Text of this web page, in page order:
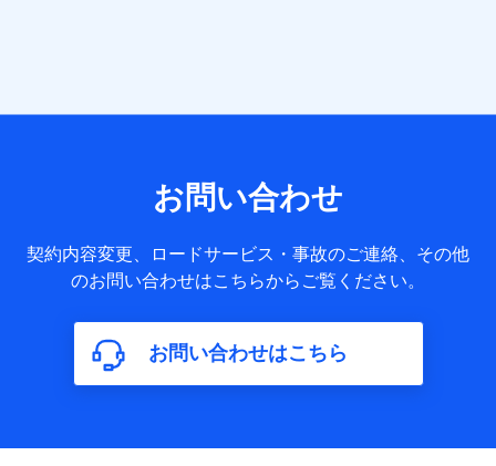
サービス提供等を通じて取得した、以下の情報などの個人デ
基本情報
氏名、電話番号、メールアドレス、お客さまの識別子、
属性、連絡先、dポイントサービスのご利用に関する情
構成、住所、dポイント残高、dポイント利用履歴などが
含まれます。
利用情報
お問い合わせ
契約内容変更、ロードサービス・事故のご連絡、その他
のお問い合わせはこちらからご覧ください。
お問い合わせはこちら